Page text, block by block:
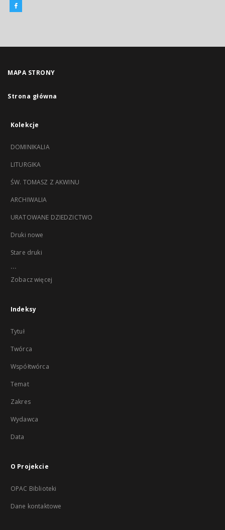
MAPA STRONY
Strona główna
Kolekcje
DOMINIKALIA
LITURGIKA
ŚW. TOMASZ Z AKWINU
ARCHIWALIA
URATOWANE DZIEDZICTWO
Druki nowe
Stare druki
...
Zobacz więcej
Indeksy
Tytuł
Twórca
Współtwórca
Temat
Zakres
Wydawca
Data
O Projekcie
OPAC Biblioteki
Dane kontaktowe